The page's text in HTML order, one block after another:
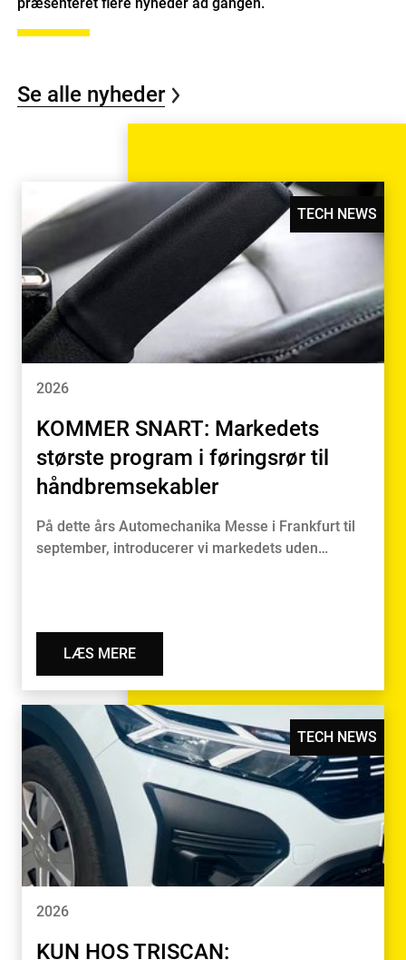
Se alle nyheder
TECH NEWS
2026
KOMMER SNART: Markedets
største program i føringsrør til
håndbremsekabler
På dette års Automechanika Messe i Frankfurt til
september, introducerer vi markedets uden…
LÆS MERE
TECH NEWS
2026
KUN HOS TRISCAN: